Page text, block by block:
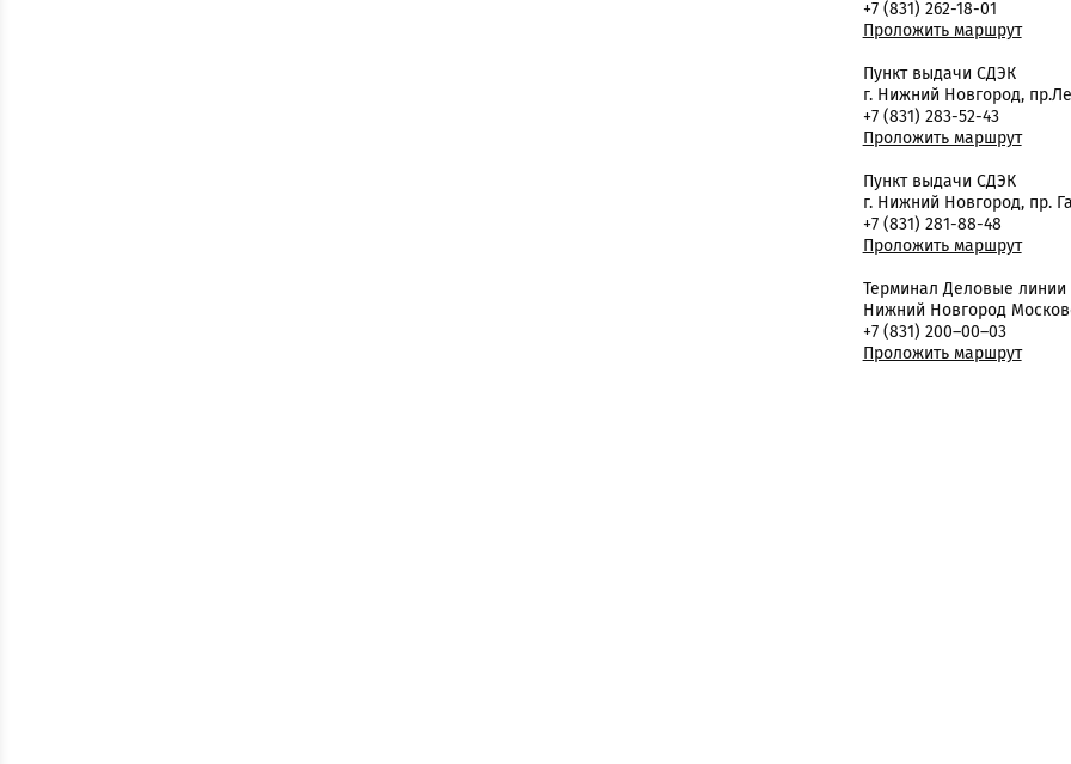
+7 (831) 262-18-01
Проложить маршрут
Пункт выдачи СДЭК
г. Нижний Новгород,
+7 (831) 283-52-43
Проложить маршрут
Пункт выдачи СДЭК
г. Нижний Новгород, пр.
+7 (831) 281-88-48
Проложить маршрут
Терминал Деловые линии
Нижний Новгород
+7 (831) 200–00–03
Проложить маршрут